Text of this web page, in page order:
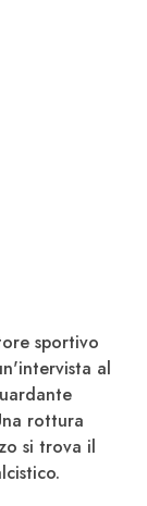
sportivo
al
rottura
si trova il